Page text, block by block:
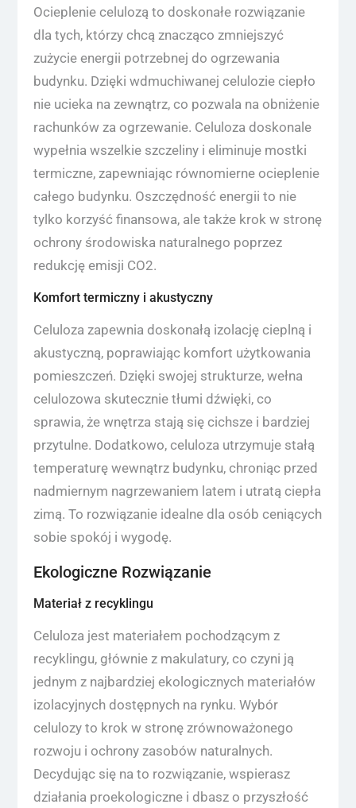
Ocieplenie celulozą to doskonałe rozwiązanie
dla tych, którzy chcą znacząco zmniejszyć
zużycie energii potrzebnej do ogrzewania
budynku. Dzięki wdmuchiwanej celulozie ciepło
nie ucieka na zewnątrz, co pozwala na obniżenie
rachunków za ogrzewanie. Celuloza doskonale
wypełnia wszelkie szczeliny i eliminuje mostki
termiczne, zapewniając równomierne ocieplenie
całego budynku. Oszczędność energii to nie
tylko korzyść finansowa, ale także krok w stronę
ochrony środowiska naturalnego poprzez
redukcję emisji CO2.
Komfort termiczny i akustyczny
Celuloza zapewnia doskonałą izolację cieplną i
akustyczną, poprawiając komfort użytkowania
pomieszczeń. Dzięki swojej strukturze, wełna
celulozowa skutecznie tłumi dźwięki, co
sprawia, że wnętrza stają się cichsze i bardziej
przytulne. Dodatkowo, celuloza utrzymuje stałą
temperaturę wewnątrz budynku, chroniąc przed
nadmiernym nagrzewaniem latem i utratą ciepła
zimą. To rozwiązanie idealne dla osób ceniących
sobie spokój i wygodę.
Ekologiczne Rozwiązanie
Materiał z recyklingu
Celuloza jest materiałem pochodzącym z
recyklingu, głównie z makulatury, co czyni ją
jednym z najbardziej ekologicznych materiałów
izolacyjnych dostępnych na rynku. Wybór
celulozy to krok w stronę zrównoważonego
rozwoju i ochrony zasobów naturalnych.
Decydując się na to rozwiązanie, wspierasz
działania proekologiczne i dbasz o przyszłość